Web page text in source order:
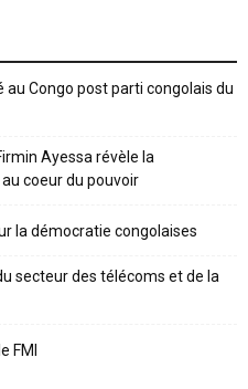
Congo post parti congolais du
Ayessa révèle la
coeur du pouvoir
la démocratie congolaises
secteur des télécoms et de la
FMI